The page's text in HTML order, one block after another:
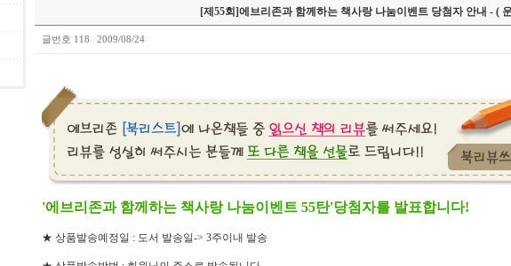
[제55회]에브리존과 함께하는 책사랑 나눔이벤트 당첨자 안내 - (
글번호 118 2009/08/24
'에브리존과 함께하는 책사랑 나눔이벤트 55탄'당첨자를 발표합니다!
★ 상품발송예정일 : 도서 발송일-> 3주이내 발송